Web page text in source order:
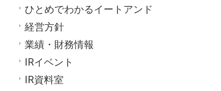
ひとめでわかるイートアンド
経営方針
業績・財務情報
IRイベント
IR資料室